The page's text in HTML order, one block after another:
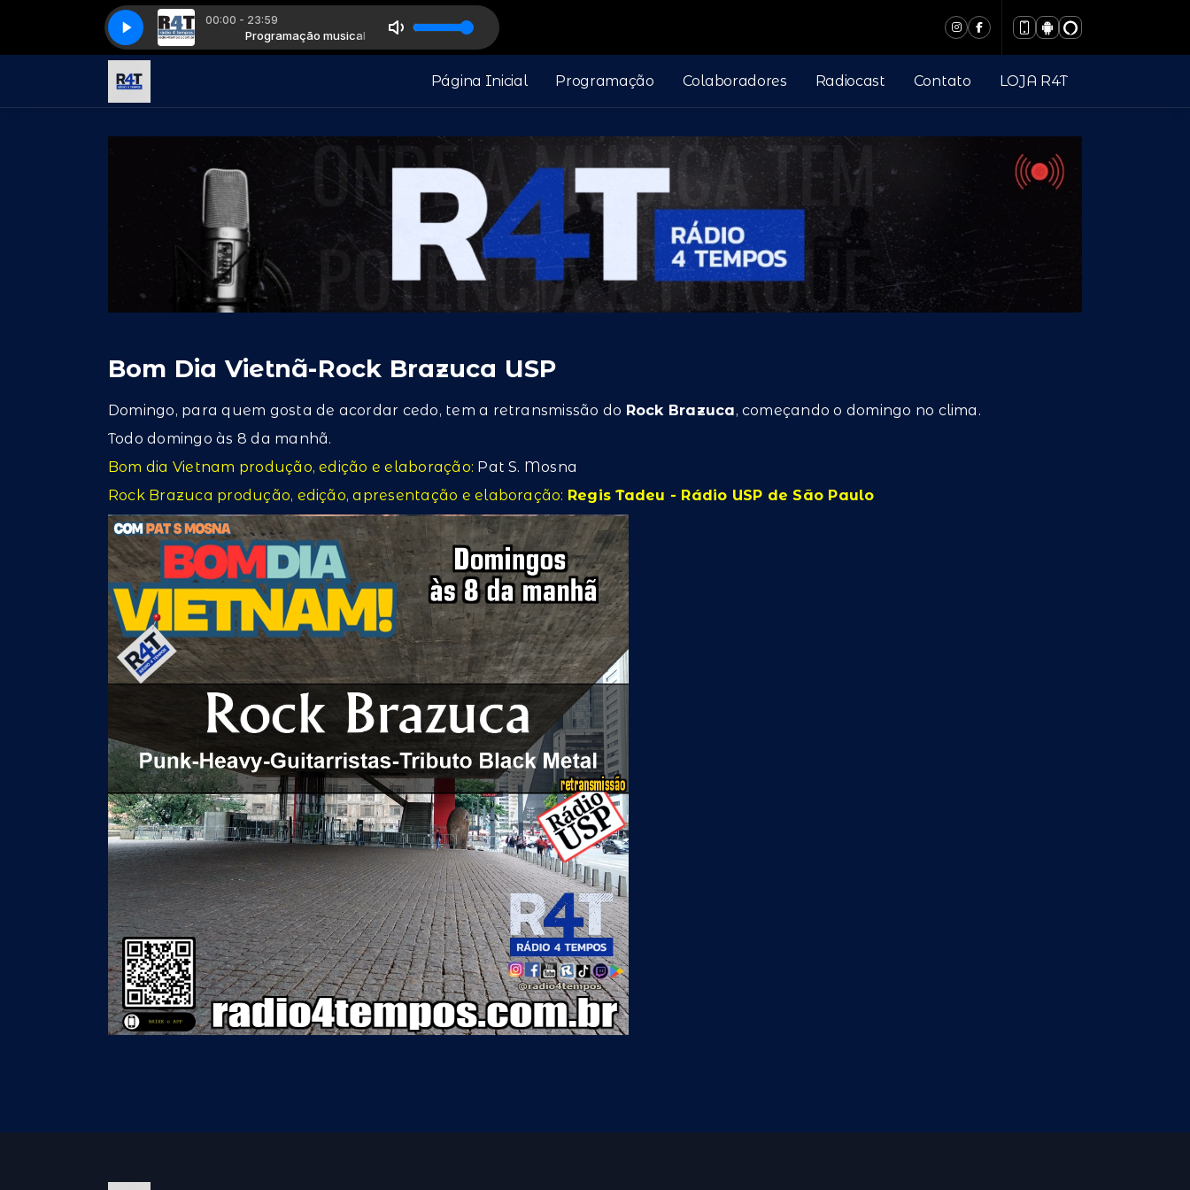
00:00 - 23:59
Programação musical Programação musical
fourstroke017 fourstroke017
Página Inicial Programação Colaboradores Radiocast Contato LOJA R4T
Bom Dia Vietnã-Rock Brazuca USP
Domingo, para quem gosta de acordar cedo, tem a retransmissão do Rock Brazuca, começando o domingo no clima.
Todo domingo às 8 da manhã.
Bom dia Vietnam produção, edição e elaboração: Pat S. Mosna
Rock Brazuca produção, edição, apresentação e elaboração: Regis Tadeu - Rádio USP de São Paulo